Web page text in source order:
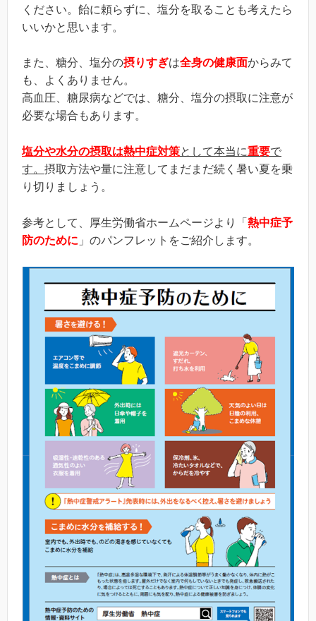
ください。飴に頼らずに、塩分を取ることも考えたら
いいかと思います。
また、糖分、塩分の摂りすぎは全身の健康面からみて
も、よくありません。
高血圧、糖尿病などでは、糖分、塩分の摂取に注意が
必要な場合もあります。
塩分や水分の摂取は熱中症対策として本当に重要で
す。 摂取方法や量に注意してまだまだ続く暑い夏を乗
り切りましょう。
参考として、厚生労働省ホームページより「 熱中症予
防のために 」のパンフレットをご紹介します。